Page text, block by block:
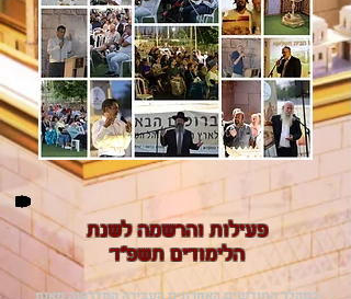
פעילות והרשמה לשנת
הלימודים תשפ"ד
במהלך החודשים האחרונים העבירה המדרשה מאות